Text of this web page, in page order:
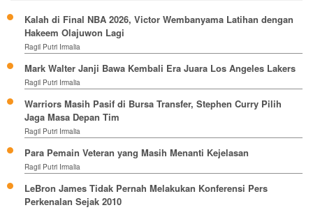
Kalah di Final NBA 2026, Victor Wembanyama Latihan dengan
Hakeem Olajuwon Lagi
Ragil Putri Irmalia
Mark Walter Janji Bawa Kembali Era Juara Los Angeles Lakers
Ragil Putri Irmalia
Warriors Masih Pasif di Bursa Transfer, Stephen Curry Pilih
Jaga Masa Depan Tim
Ragil Putri Irmalia
Para Pemain Veteran yang Masih Menanti Kejelasan
Ragil Putri Irmalia
LeBron James Tidak Pernah Melakukan Konferensi Pers
Perkenalan Sejak 2010